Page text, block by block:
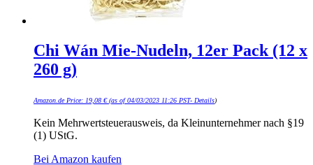
Chi Wán Mie-Nudeln, 12er Pack (12 x
260 g)
Amazon.de Price: 19,08 €(as of 04/03/2023 11:26 PST- Details)
Kein Mehrwertsteuerausweis, da Kleinunternehmer nach §19
(1) UStG.
Bei Amazon kaufen